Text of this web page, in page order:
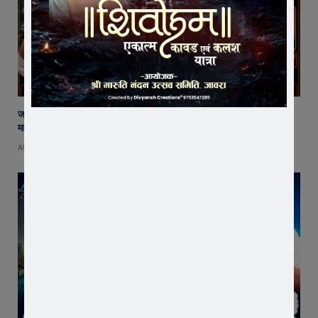
जावरा में बनेगा आस्था का नया केंद्र! आनंदी हनुमान मुक्तिधाम में स्थापित होगी भव्य
महादेव प्रतिमा
AUGUST 8, 2026